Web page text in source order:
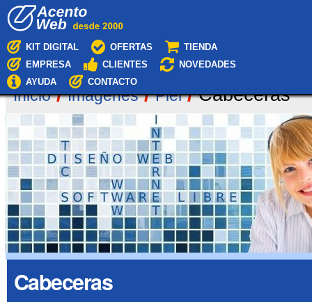
KIT DIGITAL OFERTAS
TIENDA
EMPRESA
CLIENTES
NOVEDADES
AYUDA
CONTACTO
Inicio /Imágenes /Piel /Cabeceras
Cabeceras